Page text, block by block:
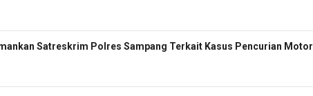
Satreskrim Polres Sampang Terkait Kasus Pencurian Motor